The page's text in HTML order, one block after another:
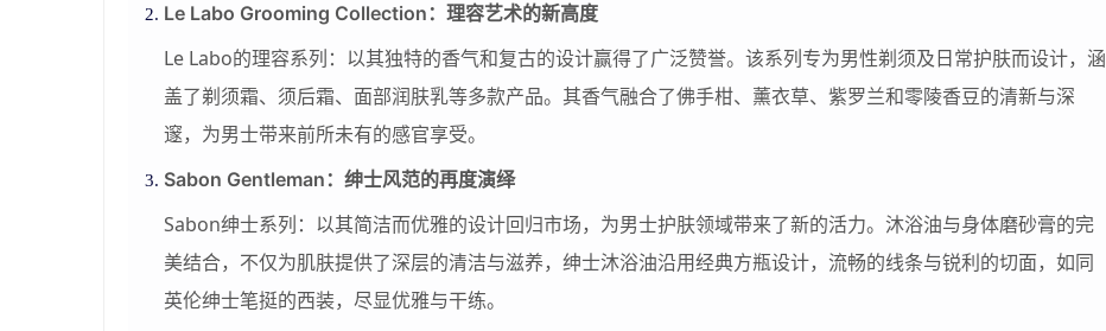
Le Labo Grooming Collection：理容艺术的新高度
Le Labo的理容系列：以其独特的香气和复古的设计赢得了广泛赞誉。该系列专为男性剃须及日常护肤而设计，涵
盖了剃须霜、须后霜、面部润肤乳等多款产品。其香气融合了佛手柑、薰衣草、紫罗兰和零陵香豆的清新与深
邃，为男士带来前所未有的感官享受。
Sabon Gentleman：绅士风范的再度演绎
Sabon绅士系列：以其简洁而优雅的设计回归市场，为男士护肤领域带来了新的活力。沐浴油与身体磨砂膏的完
美结合，不仅为肌肤提供了深层的清洁与滋养，绅士沐浴油沿用经典方瓶设计，流畅的线条与锐利的切面，如同
英伦绅士笔挺的西装，尽显优雅与干练。